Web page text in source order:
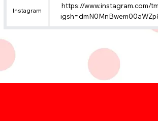
Instagram
https://www.instagram.com/